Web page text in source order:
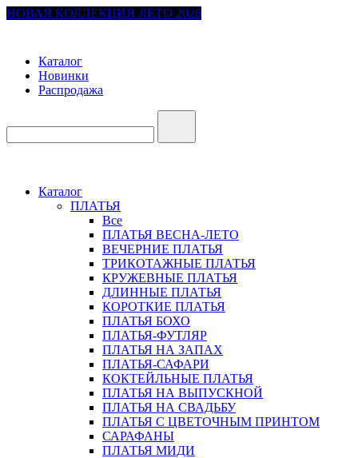
НОВАЯ КОЛЛЕКЦИЯ ЛЕТО 2026
Каталог
Новинки
Распродажа
Каталог
ПЛАТЬЯ
Все
ПЛАТЬЯ ВЕСНА-ЛЕТО
ВЕЧЕРНИЕ ПЛАТЬЯ
ТРИКОТАЖНЫЕ ПЛАТЬЯ
КРУЖЕВНЫЕ ПЛАТЬЯ
ДЛИННЫЕ ПЛАТЬЯ
КОРОТКИЕ ПЛАТЬЯ
ПЛАТЬЯ БОХО
ПЛАТЬЯ-ФУТЛЯР
ПЛАТЬЯ НА ЗАПАХ
ПЛАТЬЯ-САФАРИ
КОКТЕЙЛЬНЫЕ ПЛАТЬЯ
ПЛАТЬЯ НА ВЫПУСКНОЙ
ПЛАТЬЯ НА СВАДЬБУ
ПЛАТЬЯ С ЦВЕТОЧНЫМ ПРИНТОМ
САРАФАНЫ
ПЛАТЬЯ МИДИ